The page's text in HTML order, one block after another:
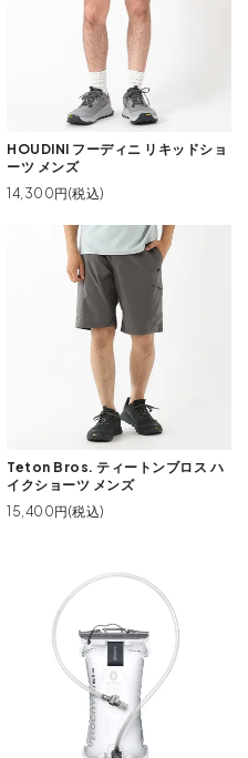
HOUDINI フーディニ リキッドショ
ーツ メンズ
14,300円(税込)
Teton Bros. ティートンブロス ハ
イクショーツ メンズ
15,400円(税込)